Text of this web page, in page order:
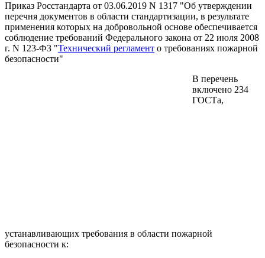
Приказ Росстандарта от 03.06.2019 N 1317 "Об утверждении
перечня документов в области стандартизации, в результате
применения которых на добровольной основе обеспечивается
соблюдение требований Федерального закона от 22 июля 2008
г. N 123-ФЗ "Технический регламент о требованиях пожарной
безопасности"
В перечень
включено 234
ГОСТа,
устанавливающих требования в области пожарной
безопасности к: